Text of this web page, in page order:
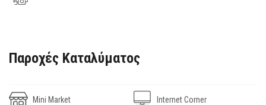
Παροχές Καταλύματος
Mini Market Internet Corner